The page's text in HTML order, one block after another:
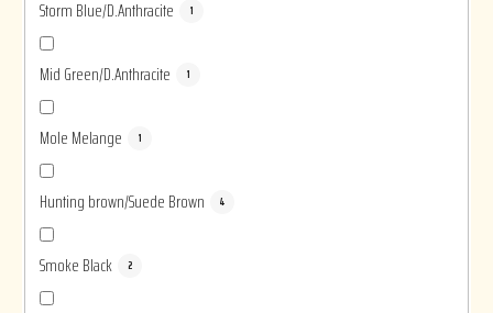
Storm Blue/D.Anthracite 1
Mid Green/D.Anthracite 1
Mole Melange 1
Hunting brown/Suede Brown 4
Smoke Black 2